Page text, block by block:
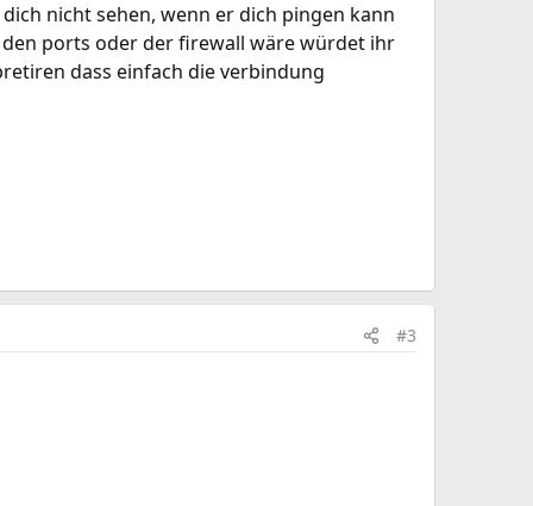
nicht sehen, wenn er dich pingen kann
ports oder der firewall wäre würdet ihr
dass einfach die verbindung
#3